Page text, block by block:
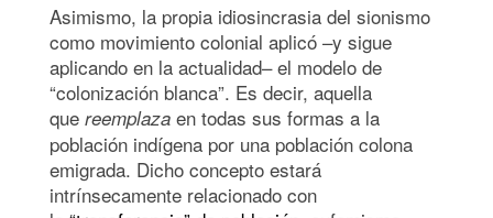
Asimismo, la propia idiosincrasia del sionismo
como movimiento colonial aplicó –y sigue
aplicando en la actualidad– el modelo de
“colonización blanca”. Es decir, aquella
que reemplaza en todas sus formas a la
población indígena por una población colona
emigrada. Dicho concepto estará
intrínsecamente relacionado con